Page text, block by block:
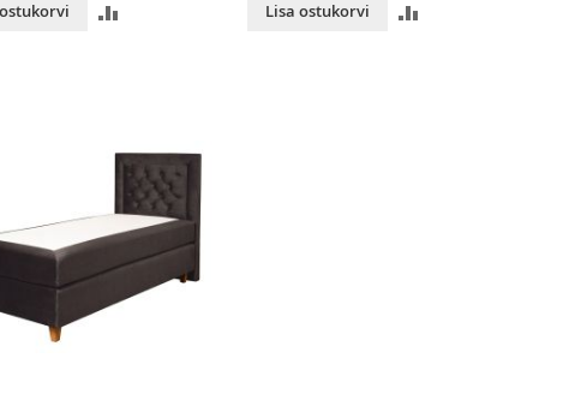
Lisa ostukorvi